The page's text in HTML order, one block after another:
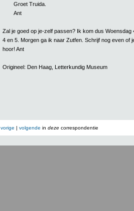
Groet Truida.
Ant
Zal je goed op je-zelf passen? Ik kom dus Woensdag
4 en 5. Morgen ga ik naar Zutfen. Schrijf nog even of
hoor! Ant
Origineel: Den Haag, Letterkundig Museum
vorige | volgende in deze correspondentie